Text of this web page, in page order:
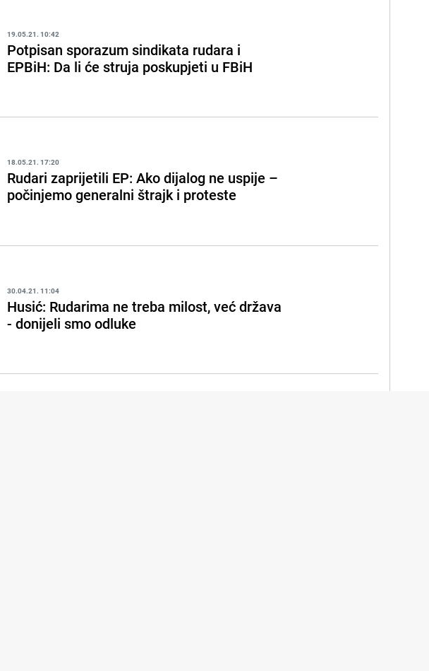
19.05.21. 10:42
Potpisan sporazum sindikata rudara i
EPBiH: Da li će struja poskupjeti u FBiH
18.05.21. 17:20
Rudari zaprijetili EP: Ako dijalog ne uspije –
počinjemo generalni štrajk i proteste
30.04.21. 11:04
Husić: Rudarima ne treba milost, već država
- donijeli smo odluke